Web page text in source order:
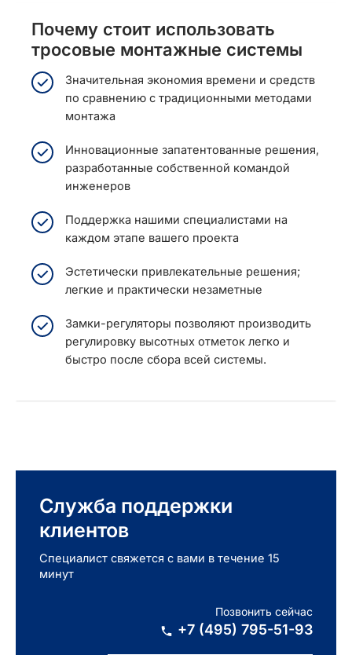
Почему стоит использовать
тросовые монтажные системы
Значительная экономия времени и средств
по сравнению с традиционными методами
монтажа
Инновационные запатентованные решения,
разработанные собственной командой
инженеров
Поддержка нашими специалистами на
каждом этапе вашего проекта
Эстетически привлекательные решения;
легкие и практически незаметные
Замки-регуляторы позволяют производить
регулировку высотных отметок легко и
быстро после сбора всей системы.
Служба поддержки
клиентов
Специалист свяжется с вами в течение 15
минут
Позвонить сейчас
+7 (495) 795-51-93